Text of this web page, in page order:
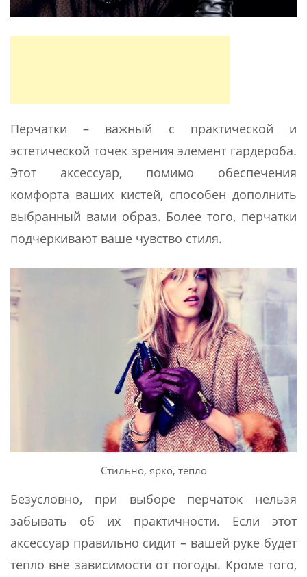
Перчатки – важный с практической и
эстетической точек зрения элемент гардероба.
Этот аксессуар, помимо обеспечения
комфорта ваших кистей, способен дополнить
выбранный вами образ. Более того, перчатки
подчеркивают ваше чувство стиля.
Стильно, ярко, тепло
Безусловно, при выборе перчаток нельзя
забывать об их практичности. Если этот
аксессуар правильно сидит – вашей руке будет
тепло вне зависимости от погоды. Кроме того,